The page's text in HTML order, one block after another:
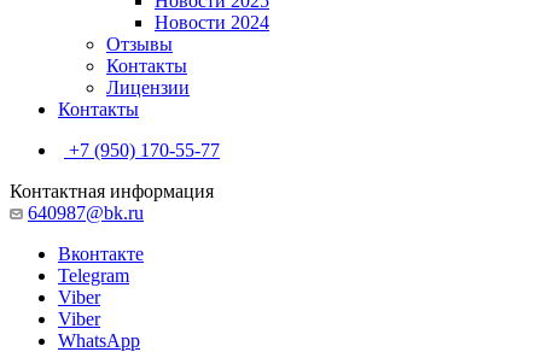
Новости 2024
Отзывы
Контакты
Лицензии
Контакты
+7 (950) 170-55-77
Контактная информация
640987@bk.ru
Вконтакте
Telegram
Viber
Viber
WhatsApp